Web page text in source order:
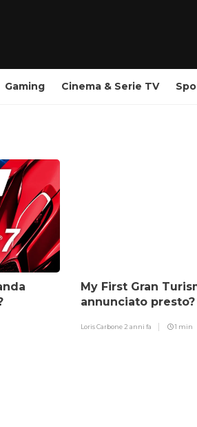
Gaming Cinema & Serie TV
My First Gran
annunciato
Loris Carbone 2 anni fa 1 min